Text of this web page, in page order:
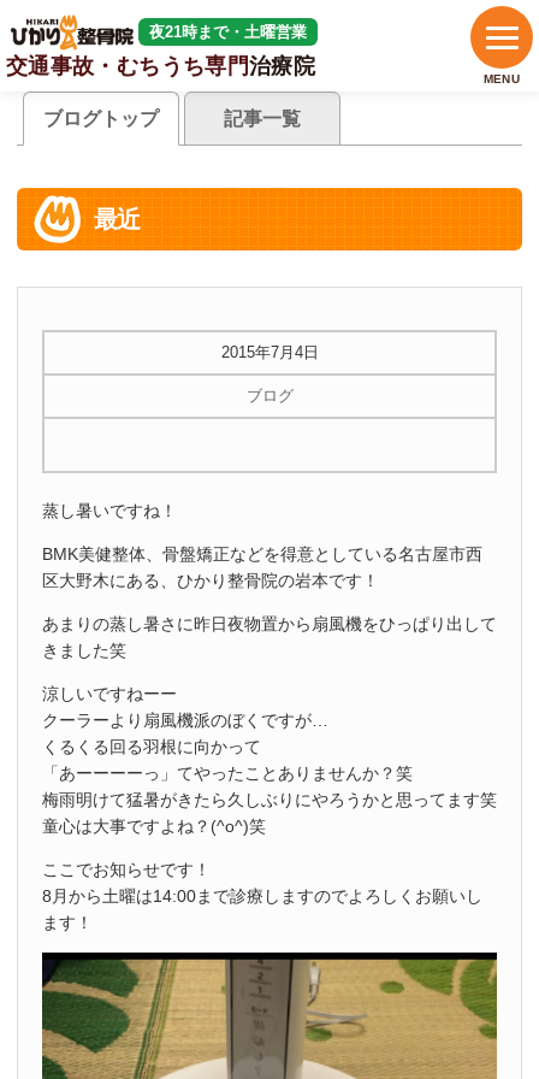
夜21時まで・土曜営業
交通事故・むちうち専門治療院
MENU
ブログトップ 記事一覧
最近
2015年7月4日
ブログ
蒸し暑いですね！
BMK美健整体、骨盤矯正などを得意としている名古屋市西
区大野木にある、ひかり整骨院の岩本です！
あまりの蒸し暑さに昨日夜物置から扇風機をひっぱり出して
きました笑
涼しいですねーー
クーラーより扇風機派のぼくですが…
くるくる回る羽根に向かって
「あーーーーっ」てやったことありませんか？笑
梅雨明けて猛暑がきたら久しぶりにやろうかと思ってます笑
童心は大事ですよね？(^o^)笑
ここでお知らせです！
8月から土曜は14:00まで診療しますのでよろしくお願いし
ます！